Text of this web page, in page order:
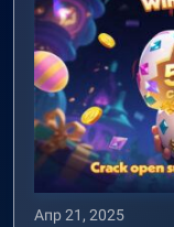
Апр 21, 2025